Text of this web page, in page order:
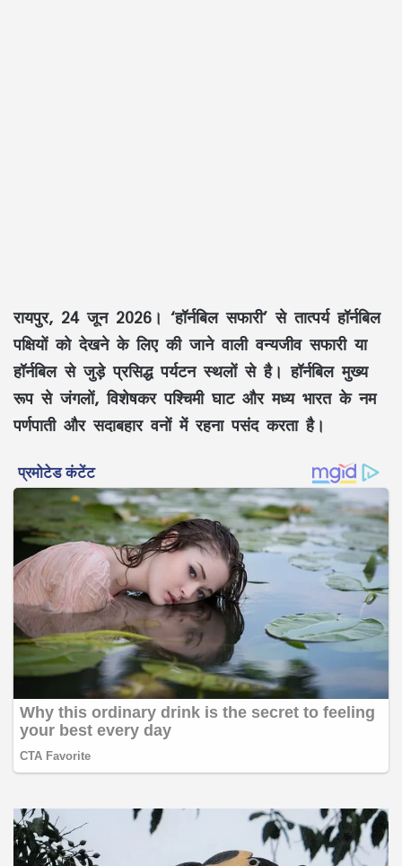
रायपुर, 24 जून 2026। ‘हॉर्नबिल सफारी’ से तात्पर्य हॉर्नबिल
पक्षियों को देखने के लिए की जाने वाली वन्यजीव सफारी या
हॉर्नबिल से जुड़े प्रसिद्ध पर्यटन स्थलों से है। हॉर्नबिल मुख्य
रूप से जंगलों, विशेषकर पश्चिमी घाट और मध्य भारत के नम
पर्णपाती और सदाबहार वनों में रहना पसंद करता है।